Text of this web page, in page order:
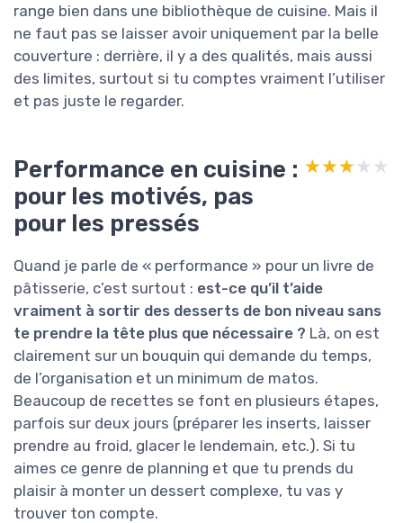
range bien dans une bibliothèque de cuisine. Mais il
ne faut pas se laisser avoir uniquement par la belle
couverture : derrière, il y a des qualités, mais aussi
des limites, surtout si tu comptes vraiment l’utiliser
et pas juste le regarder.
Performance en cuisine :
pour les motivés, pas
pour les pressés
★★★★★
★★★★★
Quand je parle de « performance » pour un livre de
pâtisserie, c’est surtout : est-ce qu’il t’aide
vraiment à sortir des desserts de bon niveau sans
te prendre la tête plus que nécessaire ? Là, on est
clairement sur un bouquin qui demande du temps,
de l’organisation et un minimum de matos.
Beaucoup de recettes se font en plusieurs étapes,
parfois sur deux jours (préparer les inserts, laisser
prendre au froid, glacer le lendemain, etc.). Si tu
aimes ce genre de planning et que tu prends du
plaisir à monter un dessert complexe, tu vas y
trouver ton compte.